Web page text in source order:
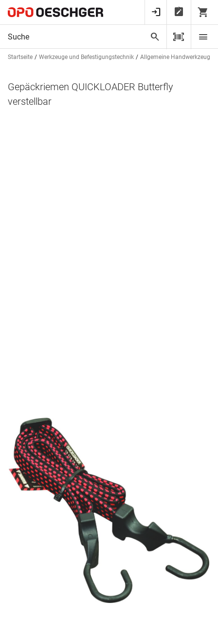
Startseite Werkzeuge und Befestigungstechnik Allgemeine Handwerkzeuge
Gepäckriemen QUICKLOADER Butterfly
verstellbar